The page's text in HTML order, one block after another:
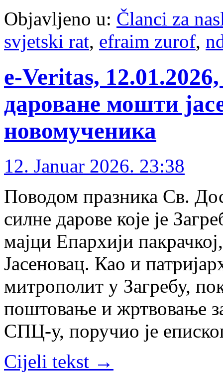
Objavljeno u: Članci za
svjetski rat, efraim zurof,
e-Veritas,
дароване мошти
новомученика
12. Januar 2026. 23:38
Поводом празника Св.
силне дарове које је
мајци Епархији
Јасеновац. Као и
митрополит у Загребу,
поштовање и жртвовање
СПЦ-у, поручио је
Cijeli tekst →